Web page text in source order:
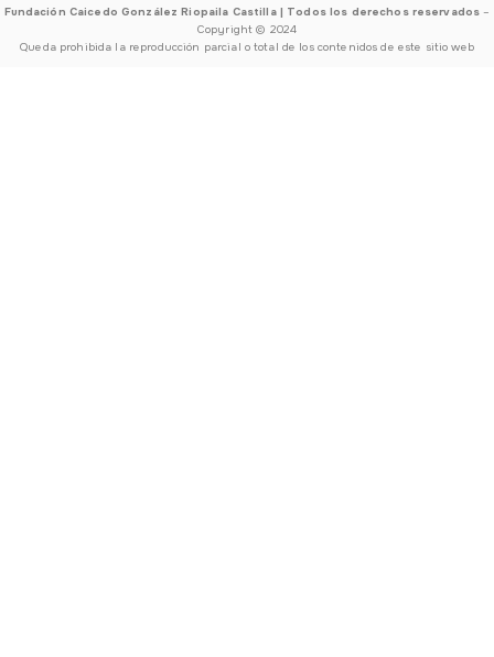
Fundación Caicedo González Riopaila Castilla | Todos los derechos reservados –
Copyright © 2024
Queda prohibida la reproducción parcial o total de los contenidos de este sitio web